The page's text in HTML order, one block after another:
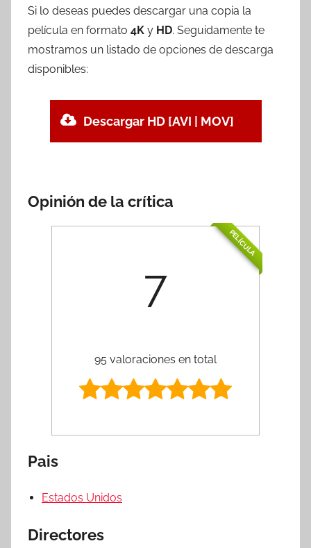
Si lo deseas puedes descargar una copia la
película en formato 4K y HD. Seguidamente te
mostramos un listado de opciones de descarga
disponibles:
Descargar HD [AVI | MOV]
Opinión de la crítica
PELÍCULA
7
95 valoraciones en total
Pais
Estados Unidos
Directores